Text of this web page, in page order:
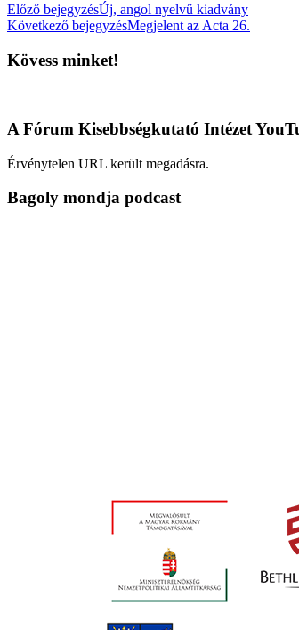
Előző bejegyzésÚj, angol nyelvű kiadvány
Következő bejegyzésMegjelent az Acta 26.
Kövess minket!
A Fórum Kisebbségkutató Intézet
Érvénytelen URL került megadásra.
Bagoly mondja podcast